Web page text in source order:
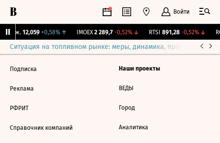
Войти
Бирж. 12,059 +0,58%↑ IMOEX 2 289,7 -0,52%↓ RTSI 891,28 -0,52%↓
Ситуация на топливном рынке: меры, динамика, прогнозы
Подписка
Реклама
РФРИТ
Справочник компаний
Наши проекты
ВЕДЫ
Город
Аналитика